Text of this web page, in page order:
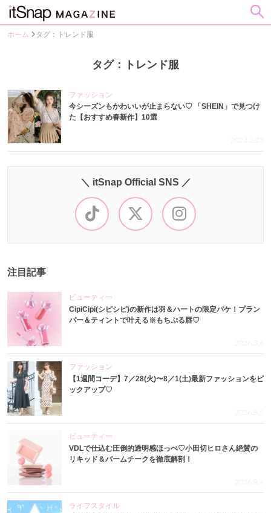
ホーム タグ：トレンド服
タグ：トレンド服
ファッション
今シーズンもかわいいが止まらない♡ 「SHEIN」で見つけ
た【おすすめ春新作】10選
2023.2.25
＼ itSnap Official SNS ／
注目記事
ビューティー
CipiCipi(シピシピ)の新作は羽＆ハートの限定パケ！プラン
パー＆ティントで叶える※もちぷる唇♡
2026.8.6
ファッション
【1週間コーデ】7／28(火)〜8／1(土)最新ファッションをピ
ックアップ♡
2026.8.5
ビューティー
VDLで仕込む圧倒的透明感ほっぺ♡小田切ヒロさん絶賛の
リキッド＆バームチークを徹底解剖！
2026.8.4
ライフスタイル